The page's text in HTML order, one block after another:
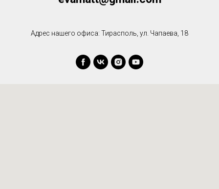
Адрес нашего офиса: Тирасполь, ул. Чапаева, 18